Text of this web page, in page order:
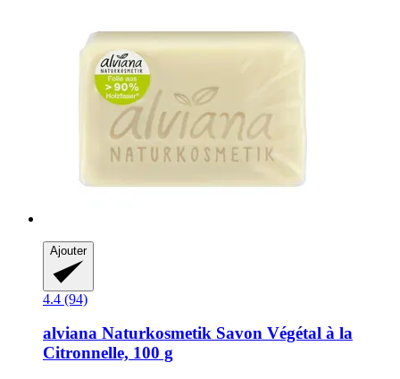
Ajouter
4.4 (94)
alviana Naturkosmetik Savon Végétal à la
Citronnelle, 100 g